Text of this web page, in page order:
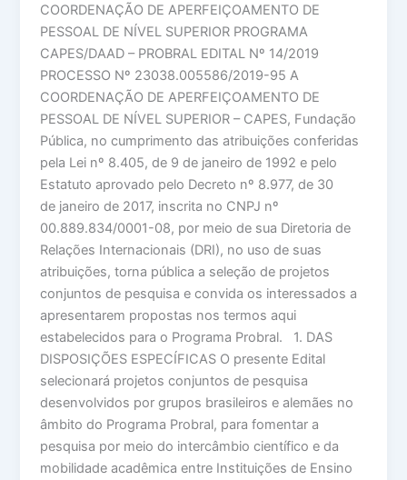
COORDENAÇÃO DE APERFEIÇOAMENTO DE
PESSOAL DE NÍVEL SUPERIOR PROGRAMA
CAPES/DAAD – PROBRAL EDITAL Nº 14/2019
PROCESSO Nº 23038.005586/2019-95 A
COORDENAÇÃO DE APERFEIÇOAMENTO DE
PESSOAL DE NÍVEL SUPERIOR – CAPES, Fundação
Pública, no cumprimento das atribuições conferidas
pela Lei nº 8.405, de 9 de janeiro de 1992 e pelo
Estatuto aprovado pelo Decreto nº 8.977, de 30
de janeiro de 2017, inscrita no CNPJ nº
00.889.834/0001-08, por meio de sua Diretoria de
Relações Internacionais (DRI), no uso de suas
atribuições, torna pública a seleção de projetos
conjuntos de pesquisa e convida os interessados a
apresentarem propostas nos termos aqui
estabelecidos para o Programa Probral. 1. DAS
DISPOSIÇÕES ESPECÍFICAS O presente Edital
selecionará projetos conjuntos de pesquisa
desenvolvidos por grupos brasileiros e alemães no
âmbito do Programa Probral, para fomentar a
pesquisa por meio do intercâmbio científico e da
mobilidade acadêmica entre Instituições de Ensino